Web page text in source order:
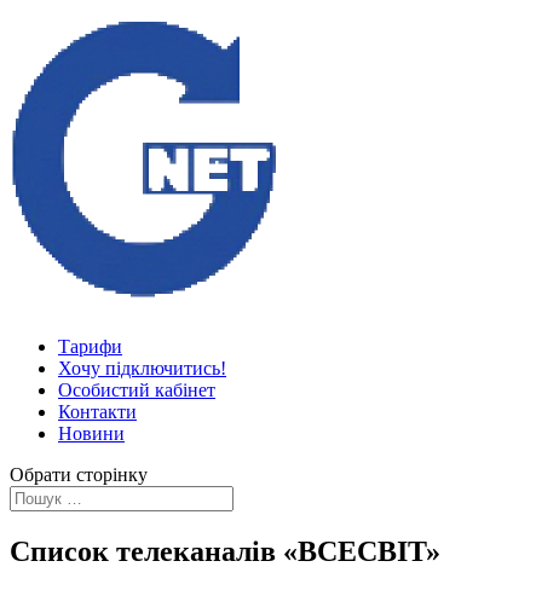
Тарифи
Хочу підключитись!
Особистий кабінет
Контакти
Новини
Обрати сторінку
Список телеканалiв «ВСЕСВІТ»